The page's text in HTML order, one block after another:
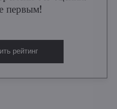
первым!
рейтинг